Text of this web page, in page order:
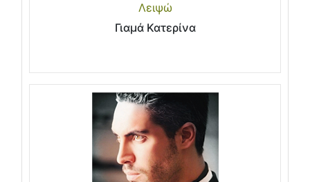
Λειψώ
Γιαμά Κατερίνα